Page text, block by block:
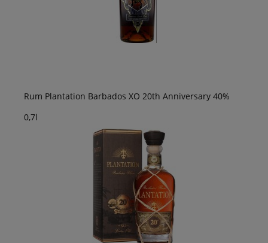
Rum Plantation Barbados XO 20th Anniversary 40%
0,7l